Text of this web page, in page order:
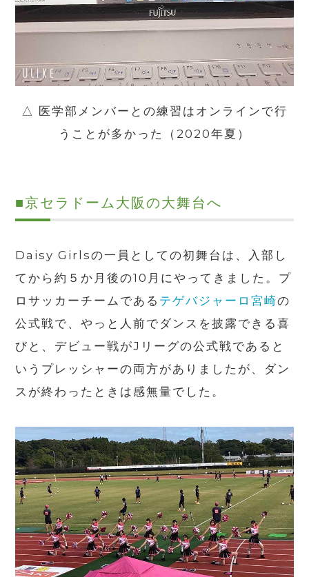
△ 医学部メンバーとの練習はオンラインで行
うことが多かった（ 2020年夏）
■京セラドーム大阪の大舞台へ
Daisy Girlsの一員としての初舞台は、入部し
てから約５か月後の10 月にやってきました。プ
ロサッカーチームである テゲバジャーロ宮崎の
公式戦で、やっと人前でダンスを披露できる喜
びと、デビュー戦がJ リーグの公式戦であると
いうプレッシャーの両方がありましたが、ダン
スが終わったときは感無量でした。